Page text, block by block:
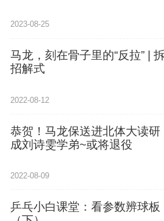
2023-08-25
马龙，刻在骨子里的“反拉” |
招解式
2022-08-12
恭贺！马龙保送进北体大读研
成刘诗雯学弟~或将退役
2022-08-09
乒乓小白课堂：看参数辨球板